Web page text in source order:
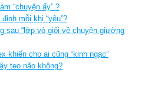
“chuyện ấy” ?
mỗi khi “yêu”?
sau “lớp vỏ giỏi về chuyện giường
khiến cho ai cũng “kinh ngạc”
teo não không?